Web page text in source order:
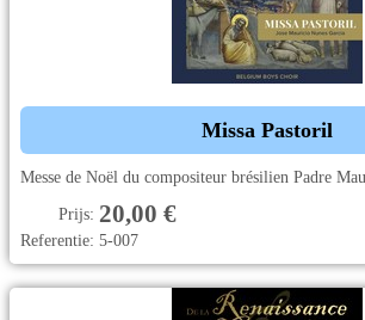
Missa Pastoril
Messe de Noël du compositeur brésilien Padre
Prijs: 20,00 €
Referentie: 5-007